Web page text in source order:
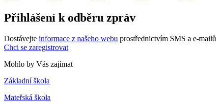
Přihlášení k odběru zpráv
Dostávejte informace z našeho webu prostřednictvím SMS a e-mailů
Chci se zaregistrovat
Mohlo by Vás zajímat
Základní škola
Mateřská škola